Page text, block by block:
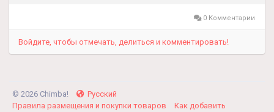
0 Комментарии
Войдите, чтобы отмечать, делиться и комментировать!
© 2026 Chimba!
Русский
Правила размещения и покупки товаров
Как добавить